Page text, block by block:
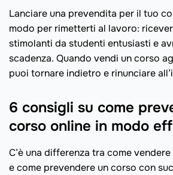
Lanciare una prevendita per il tuo
modo per rimetterti al lavoro:
stimolanti da studenti entusiasti e
scadenza. Quando vendi un corso
puoi tornare indietro e rinunciare
6 consigli su come
corso online in modo
C’è una differenza tra come
e come prevendere un corso con